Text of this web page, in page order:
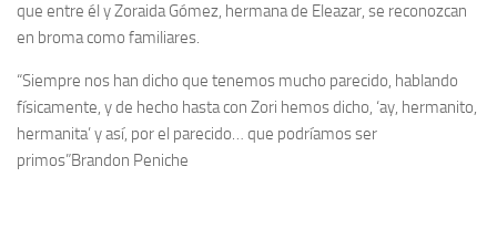
que entre él y Zoraida Gómez, hermana de Eleazar, se reconozcan
en broma como familiares.
“Siempre nos han dicho que tenemos mucho parecido, hablando
físicamente, y de hecho hasta con Zori hemos dicho, ‘ay, hermanito,
hermanita’ y así, por el parecido… que podríamos ser
primos”Brandon Peniche